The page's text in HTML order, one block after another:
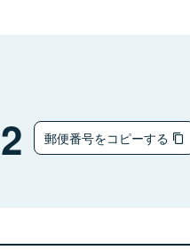
郵便番号をコピーする